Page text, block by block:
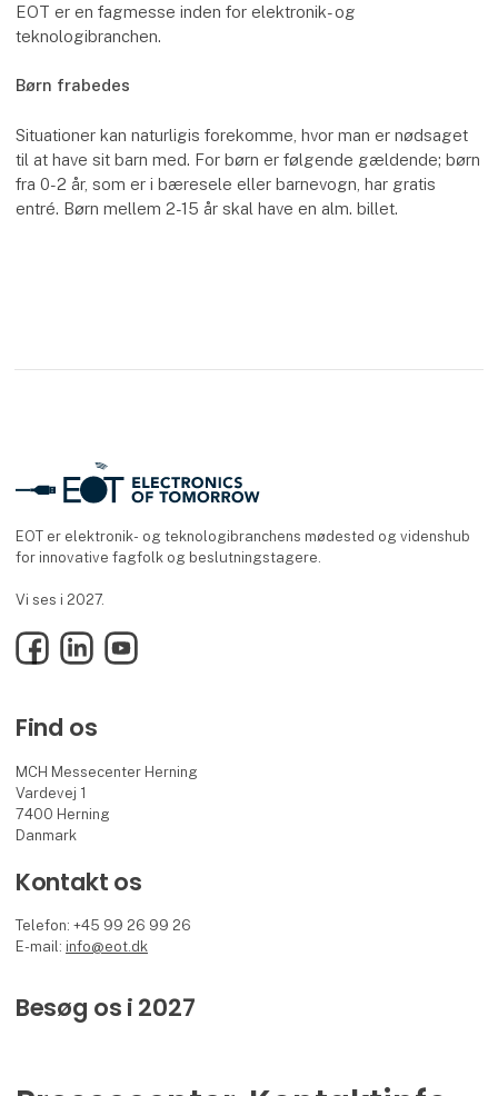
EOT er en fagmesse inden for elektronik- og
teknologibranchen.
Børn frabedes
Situationer kan naturligis forekomme, hvor man er nødsaget
til at have sit barn med. For børn er følgende gældende; børn
fra 0-2 år, som er i bæresele eller barnevogn, har gratis
entré. Børn mellem 2-15 år skal have en alm. billet.
EOT er elektronik- og teknologibranchens mødested og videnshub
for innovative fagfolk og beslutningstagere.
Vi ses i 2027.
FacebookLinkedInYouTube
Find os
MCH Messecenter Herning
Vardevej 1
7400 Herning
Danmark
Kontakt os
Telefon: +45 99 26 99 26
E-mail: info@eot.dk
Besøg os i 2027